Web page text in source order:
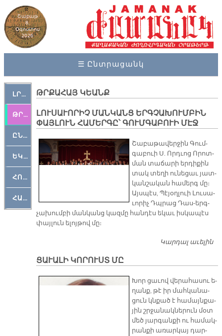
Շաբաթ
8,
Օգոստոս
2026
☰ Ընտրացանկ
ԼՐԱՀՈՍ
ԹՐՔԱՀԱՅ ԿԵԱՆՔ
ԸՆԿԵՐԱՄՇԱԿՈՒԹԱՅԻՆ
ԵԿԵՂԵՑԱԿԱՆ
ՀՈԳԵՄՏԱՒՈՐ
ՀԱՐԹԱԿ
ԹՐՔԱՀԱՅ ԿԵԱՆՔ
ԼՈՒՍԱՒՈՐԻՉ ՄԱՆԿԱՆՑ ԵՐԳՉԱԽՈՒՄԲԻՆ
ՓԱՅԼՈՒՆ ՀԱՄԵՐԳԸ՝ ԳՈՒՄԳԱԲՈՒԻ ՄԷՋ
Շա­բա­թա­վեր­ջին Գում­
գա­բուի Ս. Որդ­ւոց Ո­րոտ­
ման տա­ճա­րի եր­դի­քին
տակ տե­ղի ու­նե­ցաւ յատ­
կան­շա­կան հա­մերգ մը։
Այս­պէս, Պէ­յօղ­լուի Լու­սա­
ւո­րիչ Դպրաց Դաս-երգ­
չա­խում­բի ման­կանց կազ­մը հան­դէս ե­կաւ իս­կա­պէս
փայ­լուն ե­լոյ­թով մը։
Կարդալ աւելին
ՑԱՒԱԼԻ ԿՈՐՈՒՍՏ ՄԸ
Խոր ցա­ւով վե­րա­հա­սու ե­
ղանք, թէ իր մահ­կա­նա­
ցուն կնքած է հա­մայն­քա­
յին շրջա­նակ­նե­րուն մօտ
մեծ յար­գան­քի ու հա­մակ­
րան­քի ա­ռար­կայ դար­